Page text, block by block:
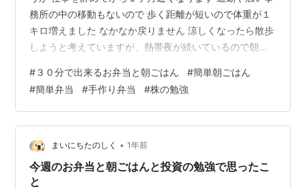
務所の中の移動もないので 歩く距離が短いので体重が１
キロ増えました なかなか戻りません 涼しくなったら散歩
しようと考えていますが、熱帯夜が続いているので朝も
ない状態で体重が増えるのも当然ですね 今週のお弁当と
朝ごはん 月曜日 息子は、健康診断で食事なしです！私の
朝ごはんです チョコ入りクロワッサン・オクラスープ・
野菜ジュース・手作りヨーグルトにハチミツとブルーベ
リー・コーヒー 火曜日 息子のお弁当🍱です オムレツ
（牛コマ・玉ねぎ・人参・ピー…
#３０分で出来るお弁当と朝ごはん #簡単朝ごはん
#簡単弁当 #手作り弁当 #株の勉強
まいにちたのしく • 1年前
今週のお弁当と朝ごはんと投資の勉強で思ったこ
と